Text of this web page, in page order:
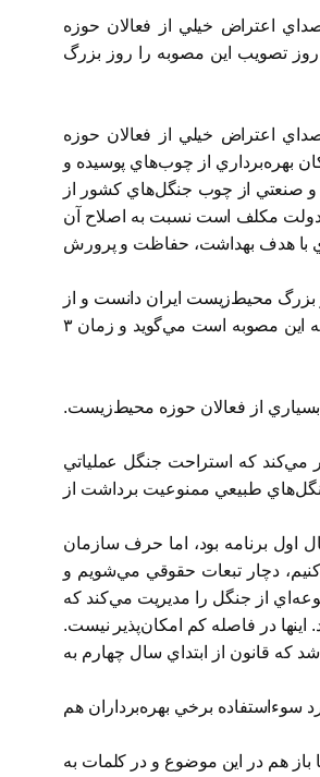
اعتراض خيلي از فعالان حوزه
تصويب اين مصوبه را روز بزرگ
اعتراض خيلي از فعالان حوزه
بهره‌برداري از چوب‌هاي پوسيده و
و صنعتي از چوب جنگل‌هاي كشور از
دولت مكلف است نسبت به اصلاح آن
با هدف بهداشت، حفاظت و پرورش
بزرگ محيط‌زيست ايران دانست و از
مجلس براي تصويب اين لايحه برنامه ششم قدرداني كرد. او در گفت‌وگو با «اعتماد» از محدوديت‌هاي مديريتي و حقوقي سازمان جنگل‌ها كه مجري بي‌واسطه اين مصوبه است مي‌گويد و زمان ٣
از فعالان حوزه محيط‌زيست.
مي‌كند كه استراحت جنگل عملياتي
طبيعي ممنوعيت برداشت از
اول برنامه بود، اما حرف سازمان
دچار تبعات حقوقي مي‌شويم و
از جنگل را مديريت مي‌كند كه
در فاصله كم امكان‌پذير نيست.
كه قانون از ابتداي سال چهارم به
سوءاستفاده برخي بهره‌برداران هم
باز هم در اين موضوع و در كلمات به